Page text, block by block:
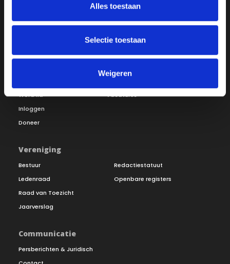
Alles toestaan
Selectie toestaan
Weigeren
Word lid
Inloggen
Doneer
Steunbetuigingen
Vacatures
Vereniging
Bestuur
Ledenraad
Raad van Toezicht
Jaarverslag
Redactiestatuut
Openbare registers
Communicatie
Persberichten & Juridisch